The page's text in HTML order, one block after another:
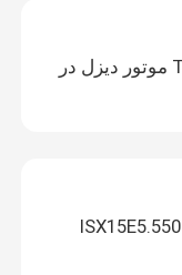
موتور ولوو پنتا Tad750ve Tad760VE موتور دیزل در
موتور ISX15 Cummins اصلی جدید ISX15E5.550